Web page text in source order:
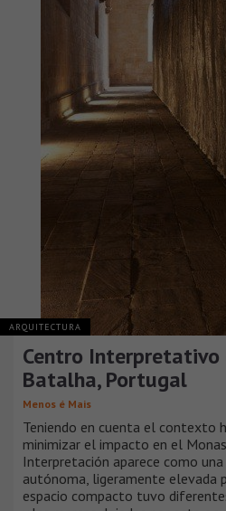
ARQUITECTURA
Centro Interpretativo
Batalha, Portugal
Menos é Mais
Teniendo en cuenta el contexto
minimizar el impacto en el
Interpretación aparece como
autónoma, ligeramente elevada
espacio compacto tuvo